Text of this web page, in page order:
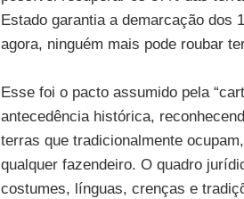
Estado garantia a demarcação dos
agora, ninguém mais pode roubar
Esse foi o pacto assumido pela
antecedência histórica,
terras que tradicionalmente
qualquer fazendeiro. O quadro
costumes, línguas, crenças e